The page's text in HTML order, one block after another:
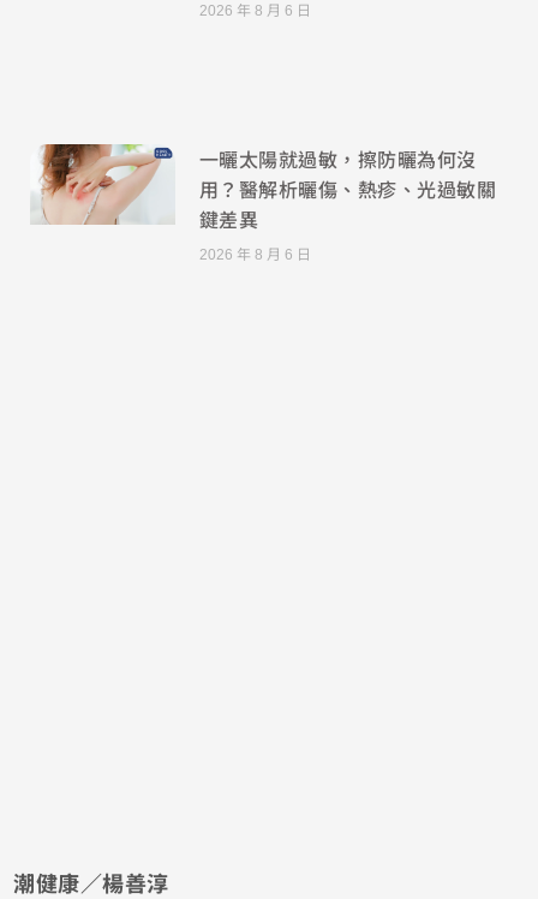
2026 年 8 月 6 日
一曬太陽就過敏，擦防曬為何沒
用？醫解析曬傷、熱疹、光過敏關
鍵差異
2026 年 8 月 6 日
潮健康／楊善淳